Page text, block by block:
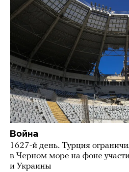
Война
1627-й день. Турция
в Черном море на фоне
и Украины